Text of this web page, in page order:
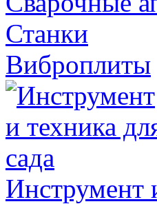
Станки
Виброплиты
Инструмент